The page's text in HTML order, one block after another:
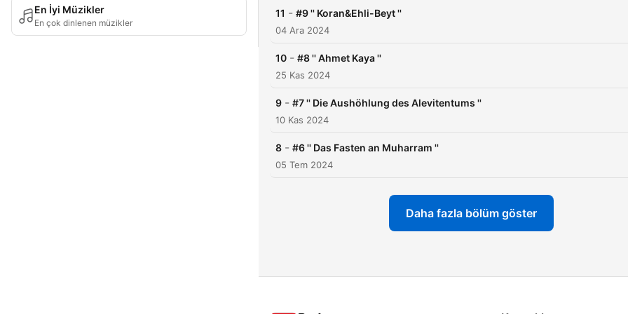
En İyi Müzikler
En çok dinlenen müzikler
11 - #9 '' Koran&Ehli-Beyt ''
04 Ara 2024
10 - #8 '' Ahmet Kaya ''
25 Kas 2024
9 - #7 '' Die Aushöhlung des Alevitentums ''
10 Kas 2024
8 - #6 '' Das Fasten an Muharram ''
05 Tem 2024
Daha fazla bölüm göster